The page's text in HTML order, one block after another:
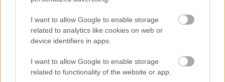
I want to allow Google to enable storage
related to analytics like cookies on web or
device identifiers in apps.
I want to allow Google to enable storage
related to functionality of the website or app.